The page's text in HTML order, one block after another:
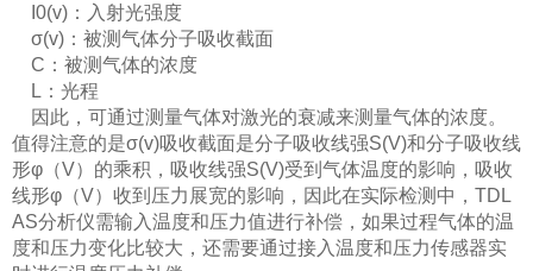
I0(v)：入射光强度
σ(v)：被测气体分子吸收截面
C：被测气体的浓度
L：光程
因此，可通过测量气体对激光的衰减来测量气体的浓度。
值得注意的是σ(v)吸收截面是分子吸收线强S(V)和分子吸收线
形φ（V）的乘积，吸收线强S(V)受到气体温度的影响，吸收
线形φ（V）收到压力展宽的影响，因此在实际检测中，TDL
AS分析仪需输入温度和压力值进行补偿，如果过程气体的温
度和压力变化比较大，还需要通过接入温度和压力传感器实